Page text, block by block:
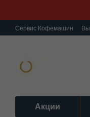
Сервис Кофемашин
Акции